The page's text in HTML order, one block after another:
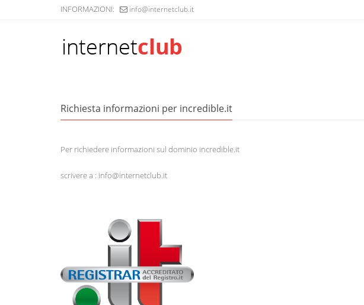
INFORMAZIONI: info@internetclub.it
Richiesta informazioni per incredible.it
Per richiedere informazioni sul dominio incredible.it
scrivere a : info@internetclub.it